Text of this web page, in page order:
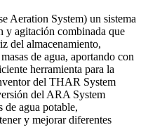
Aeration System) un sistema
y agitación combinada que
del almacenamiento,
de agua, aportando con
herramienta para la
del THAR System
del ARA System
de agua potable,
y mejorar diferentes